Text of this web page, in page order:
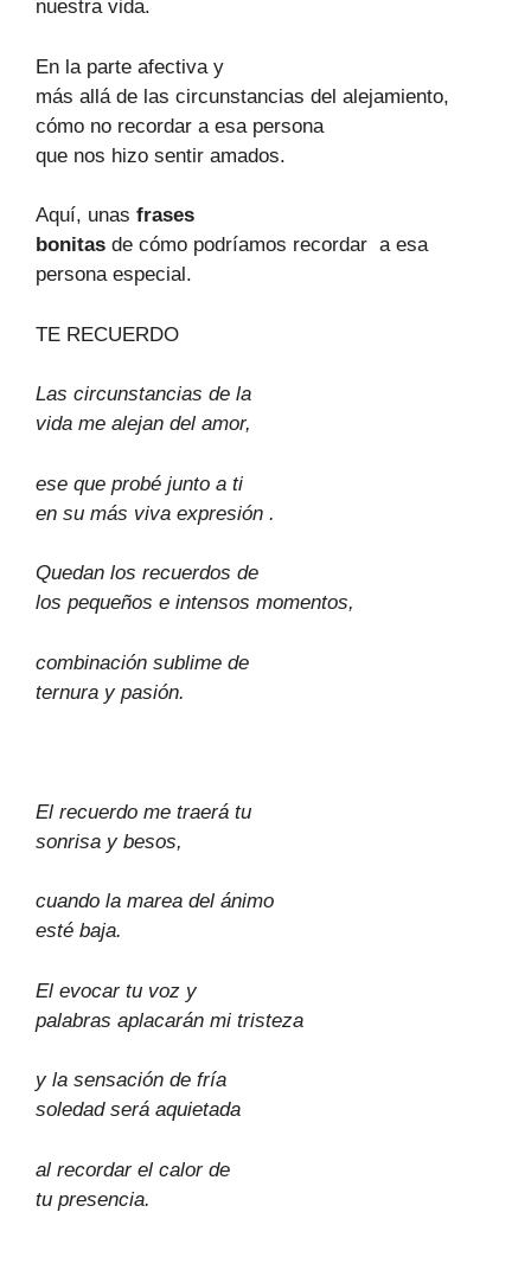
nuestra vida.
En la parte afectiva y
más allá de las circunstancias del alejamiento,
cómo no recordar a esa persona
que nos hizo sentir amados.
Aquí, unas frases
bonitas de cómo podríamos recordar a esa
persona especial.
TE RECUERDO
Las circunstancias de la
vida me alejan del amor,
ese que probé junto a ti
en su más viva expresión .
Quedan los recuerdos de
los pequeños e intensos momentos,
combinación sublime de
ternura y pasión.
El recuerdo me traerá tu
sonrisa y besos,
cuando la marea del ánimo
esté baja.
El evocar tu voz y
palabras aplacarán mi tristeza
y la sensación de fría
soledad será aquietada
al recordar el calor de
tu presencia.